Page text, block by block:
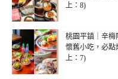
上：8)
桃園平鎮｜辛梅
懷舊小吃，必點
上：7)